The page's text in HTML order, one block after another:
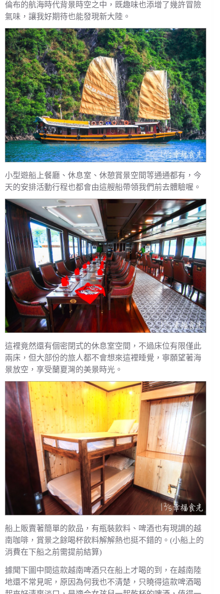
倫布的航海時代背景時空之中，既趣味也添增了幾許冒險
氣味，讓我好期待也能發現新大陸。
小型遊船上餐廳、休息室、休憩賞景空間等通通都有，今
天的安排活動行程也都會由這艘船帶領我們前去體驗喔。
這裡竟然還有個密閉式的休息室空間，不過床位有限僅此
兩床，但大部份的旅人都不會想來這裡睡覺，寧願望著海
景放空，享受蘭夏灣的美景時光。
船上販賣著簡單的飲品，有瓶裝飲料、啤酒也有現調的越
南咖啡，賞景之餘喝杯飲料解解熱也挺不錯的。(小船上的
消費在下船之前需提前結算)
據聞下圖中間這款越南啤酒只在船上才喝的到，在越南陸
地還不常見呢，原因為何我也不清楚，只曉得這款啤酒喝